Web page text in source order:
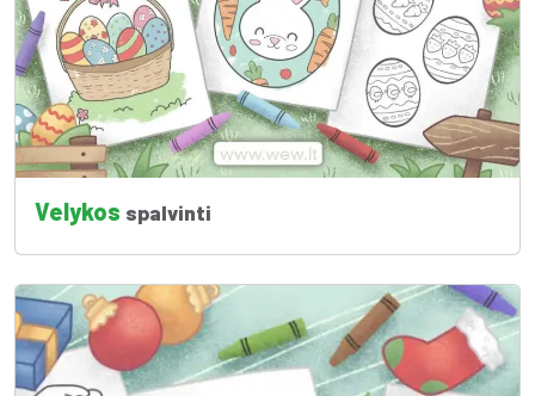
Velykos spalvinti